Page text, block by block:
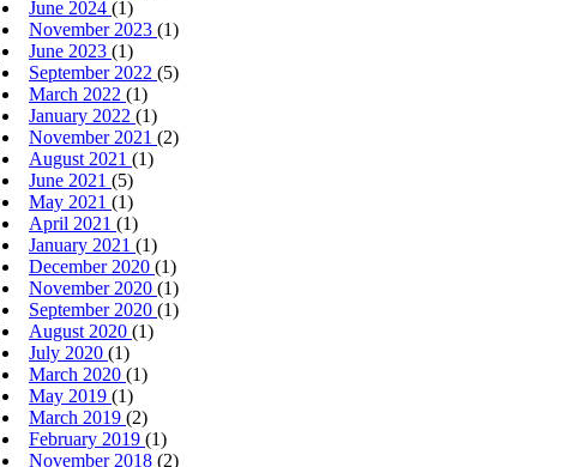
June 2024 (1)
November 2023 (1)
June 2023 (1)
September 2022 (5)
March 2022 (1)
January 2022 (1)
November 2021 (2)
August 2021 (1)
June 2021 (5)
May 2021 (1)
April 2021 (1)
January 2021 (1)
December 2020 (1)
November 2020 (1)
September 2020 (1)
August 2020 (1)
July 2020 (1)
March 2020 (1)
May 2019 (1)
March 2019 (2)
February 2019 (1)
November 2018 (2)